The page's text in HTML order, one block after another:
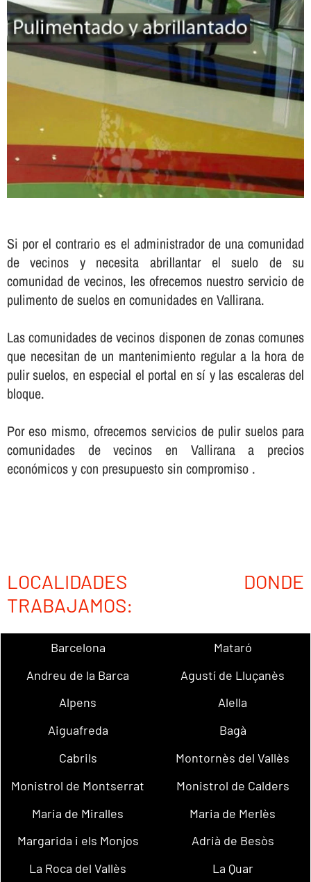
Si por el contrario es el administrador de una comunidad
de vecinos y necesita abrillantar el suelo de su
comunidad de vecinos, les ofrecemos nuestro servicio de
pulimento de suelos en comunidades en Vallirana.
Las comunidades de vecinos disponen de zonas comunes
que necesitan de un mantenimiento regular a la hora de
pulir suelos, en especial el portal en sí­ y las escaleras del
bloque.
Por eso mismo, ofrecemos servicios de pulir suelos para
comunidades de vecinos en Vallirana a precios
económicos y con presupuesto sin compromiso .
LOCALIDADES DONDE
TRABAJAMOS:
Barcelona
Mataró
Andreu de la Barca
Agustí de Lluçanès
Alpens
Alella
Aiguafreda
Bagà
Cabrils
Montornès del Vallès
Monistrol de Montserrat
Monistrol de Calders
Maria de Miralles
Maria de Merlès
Margarida i els Monjos
Adrià de Besòs
La Roca del Vallès
La Quar